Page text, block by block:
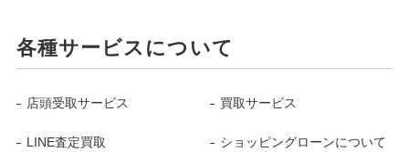
各種サービスについて
店頭受取サービス 買取サービス
LINE査定買取 ショッピングローンについて